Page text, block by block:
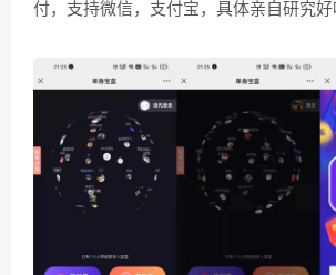
付，支持微信，支付宝，具体亲自研究好